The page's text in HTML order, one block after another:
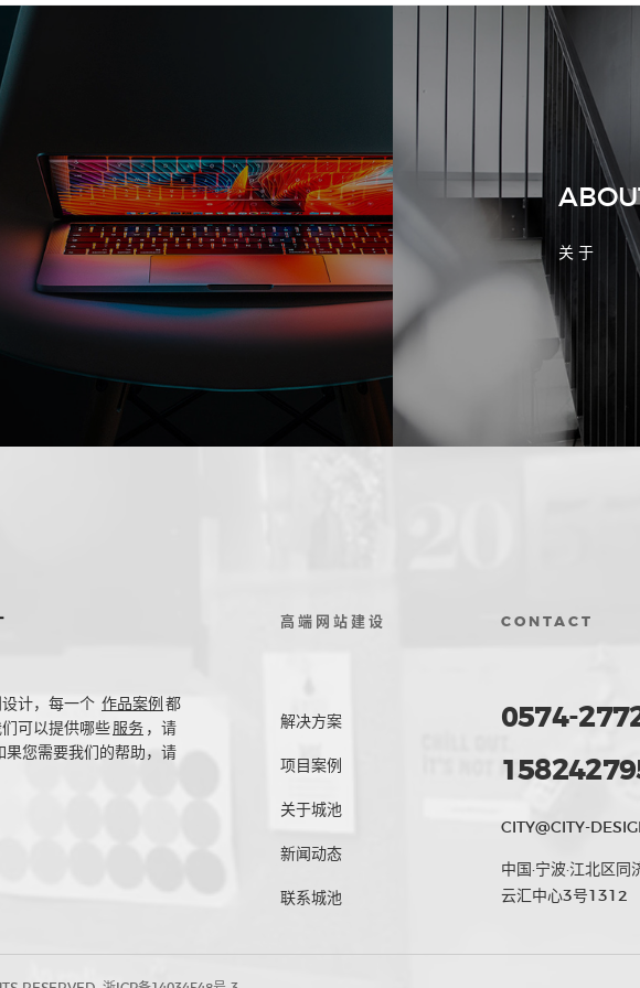
怎么选？先看
关 于
计，每一个 作品案例 都
可以提供哪些 服务 ，请
果您需要我们的帮助，请
高端网站建设
解决方案
项目案例
关于城池
新闻动态
联系城池
CONTACT
0574-
CITY@CITY-
中国·宁波·江北区同
云汇中心3号1312